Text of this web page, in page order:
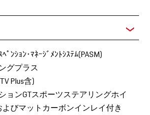
ﾟﾝｼｮﾝ･ﾏﾈｰｼﾞﾒﾝﾄｼｽﾃﾑ(PASM)
グプラス
Plus含)
ョンGTスポーツステアリングホイ
びマットカーボンインレイ付き